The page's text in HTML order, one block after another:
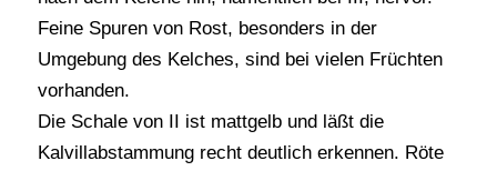
Feine Spuren von Rost, besonders in der
Umgebung des Kelches, sind bei vielen Früchten
vorhanden.
Die Schale von II ist mattgelb und läßt die
Kalvillabstammung recht deutlich erkennen. Röte